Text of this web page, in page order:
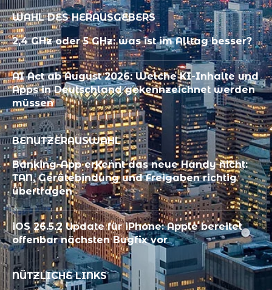
WAHL DES HERAUSGEBERS
2,4 GHz oder 5 GHz: was ist im Alltag besser?
AI Act ab August 2026: Welche KI-Inhalte und
Apps in Deutschland gekennzeichnet werden
müssen
BENUTZERAUSWAHL
Banking-App erkennt das neue Handy nicht:
TAN, Gerätebindung und Freigaben richtig
übertragen
iOS 26.5.2 Update für iPhone: Apple bereitet
offenbar nächsten Bugfix vor
NÜTZLICHE LINKS